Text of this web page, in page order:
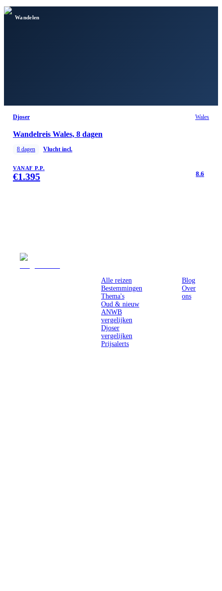
Wandelen
Djoser Wales
Wandelreis Wales, 8 dagen
8 dagen Vlucht incl.
VANAF P.P.
€1.395 8.6
Alle reizen
Bestemmingen
Thema's
Oud & nieuw
ANWB
vergelijken
Djoser
vergelijken
Prijsalerts
Blog
Over
ons